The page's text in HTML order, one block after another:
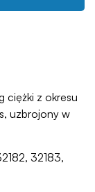
ciężki z okresu
uzbrojony w
32183,